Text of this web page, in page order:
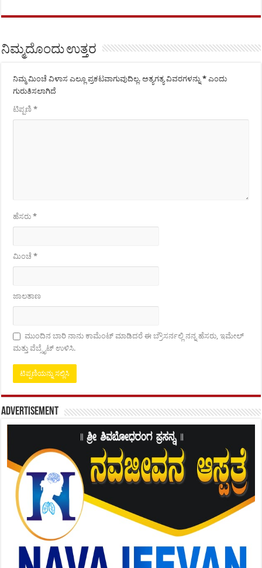
ನಿಮ್ಮದೊಂದು ಉತ್ತರ
ನಿಮ್ಮ ಮಿಂಚೆ ವಿಳಾಸ ಎಲ್ಲೂ ಪ್ರಕಟವಾಗುವುದಿಲ್ಲ. ಅತ್ಯಗತ್ಯ ವಿವರಗಳನ್ನು* ಎಂದು
ಗುರುತಿಸಲಾಗಿದೆ
ಟಿಪ್ಪಣಿ*
ಹೆಸರು*
ಮಿಂಚೆ*
ಜಾಲತಾಣ
ಮುಂದಿನ ಬಾರಿ ನಾನು ಕಾಮೆಂಟ್ ಮಾಡಿದರೆ ಈ ಬ್ರೌಸರ್ನಲ್ಲಿ ನನ್ನ ಹೆಸರು, ಇಮೇಲ್
ಮತ್ತು ವೆಬ್ಸೈಟ್ ಉಳಿಸಿ.
Advertisement